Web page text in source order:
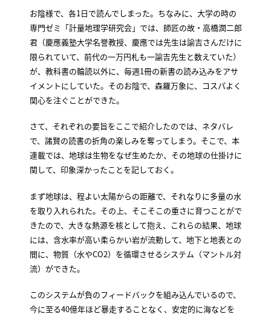
お陰様で、各1日で読んでしまった。ちなみに、大学の時の
専門ゼミ「計量地理学研究会」では、師匠の故・高橋潤二郎
君（慶應義塾大学名誉教授、慶應では先生は諭吉さんだけに
限られていて、前代の一万円札も一諭吉先生と数えていた）
が、教科書の輪読以外に、毎週1冊の新書の読み込みをアサ
イメントにしていた。そのお陰で、森羅万象に、コスパよく
関心を注ぐことができた。
さて、それぞれの要旨をここで紹介したのでは、ネタバレ
で、諸賢の読書の折角の楽しみを奪ってしまう。そこで、本
連載では、地球は生物をなぜ生めたか、その地球の仕掛けに
関して、印象深かったことを記しておく。
まず地球は、程よい太陽からの距離で、それなりに多量の水
を取り入れられた。その上、そこそこの重さに育つことがで
きたので、大きな熱源を核として抱え、これらの結果、地球
には、含水率が高い柔らかい岩が流動して、地下と地表との
間に、物質（水やCO2）を循環させるシステム（マントル対
流）ができた。
このシステムが負のフィードバックを組み込んでいるので、
今に至る40億年ほど暴走することなく、安定的に海などを